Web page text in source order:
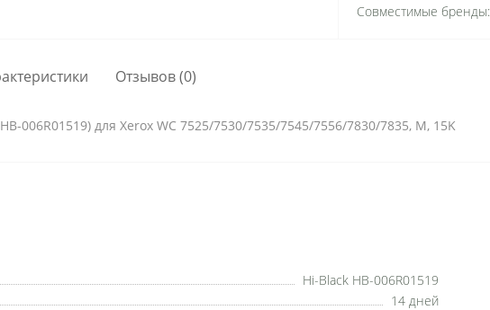
Совместимые бренды:
Отзывов (0)
006R01519) для Xerox WC 7525/7530/7535/7545/7556/7830/7835, M, 15K
Hi-Black HB-006R01519
14 дней